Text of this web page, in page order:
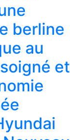
berline
au
et